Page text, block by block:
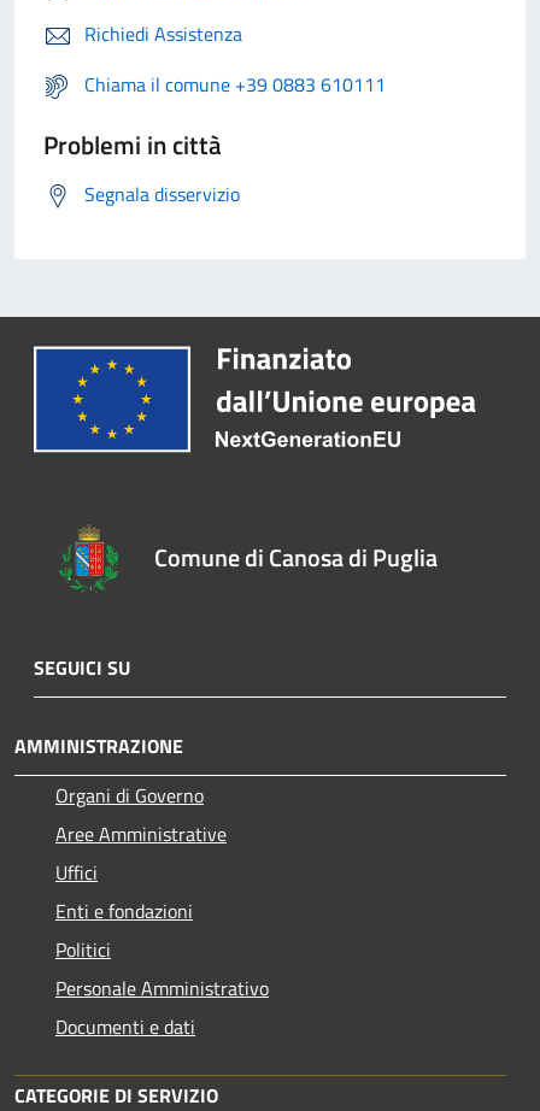
Richiedi Assistenza
Chiama il comune +39 0883 610111
Problemi in città
Segnala disservizio
Comune di Canosa di Puglia
SEGUICI SU
AMMINISTRAZIONE
Organi di Governo
Aree Amministrative
Uffici
Enti e fondazioni
Politici
Personale Amministrativo
Documenti e dati
CATEGORIE DI SERVIZIO